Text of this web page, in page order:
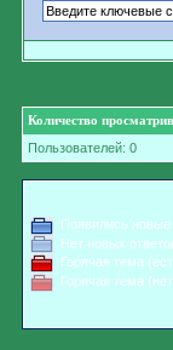
Количество
Пользователей: 0
Появились новые
Нет новых
Горячая тема
Горячая тема